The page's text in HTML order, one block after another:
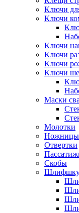
Ключи
Ключи
Ключи
Ключи
Ключи
Ключи
Маски
Молотки
Ножницы
Отвертки
Скобы